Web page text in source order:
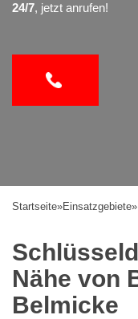
24/7, jetzt anrufen!
Startseite»Einsatzgebiete»
Nähe von
Belmicke